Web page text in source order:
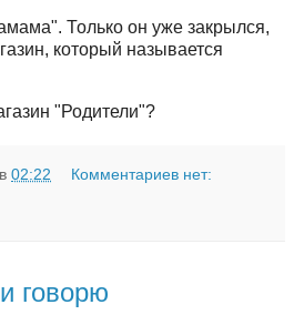
Только он уже закрылся,
который называется
"Родители"?
02:22 Комментариев нет:
говорю